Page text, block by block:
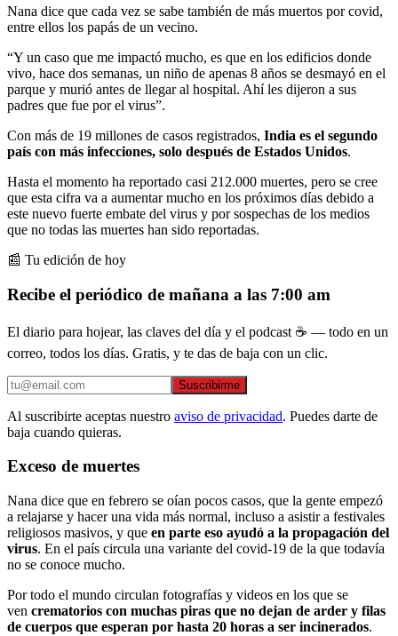
Nana dice que cada vez se sabe también de más muertos por covid,
entre ellos los papás de un vecino.
“Y un caso que me impactó mucho, es que en los edificios donde
vivo, hace dos semanas, un niño de apenas 8 años se desmayó en el
parque y murió antes de llegar al hospital. Ahí les dijeron a sus
padres que fue por el virus”.
Con más de 19 millones de casos registrados, India es el segundo
país con más infecciones, solo después de Estados Unidos.
Hasta el momento ha reportado casi 212.000 muertes, pero se cree
que esta cifra va a aumentar mucho en los próximos días debido a
este nuevo fuerte embate del virus y por sospechas de los medios
que no todas las muertes han sido reportadas.
📰 Tu edición de hoy
Recibe el periódico de mañana a las 7:00 am
El diario para hojear, las claves del día y el podcast ☕ — todo en un
correo, todos los días. Gratis, y te das de baja con un clic.
Suscribirme
Al suscribirte aceptas nuestro aviso de privacidad. Puedes darte de
baja cuando quieras.
Exceso de muertes
Nana dice que en febrero se oían pocos casos, que la gente empezó
a relajarse y hacer una vida más normal, incluso a asistir a festivales
religiosos masivos, y que en parte eso ayudó a la propagación del
virus. En el país circula una variante del covid-19 de la que todavía
no se conoce mucho.
Por todo el mundo circulan fotografías y videos en los que se
ven crematorios con muchas piras que no dejan de arder y filas
de cuerpos que esperan por hasta 20 horas a ser incinerados.